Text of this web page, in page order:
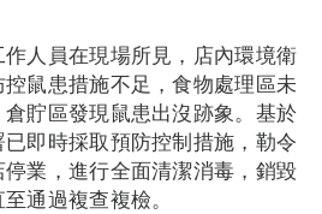
人員在現場所見，店內環境衛
鼠患措施不足，食物處理區未
貯區發現鼠患出沒跡象。基於
即時採取預防控制措施，勒令
業，進行全面清潔消毒，銷毀
通過複查複檢。